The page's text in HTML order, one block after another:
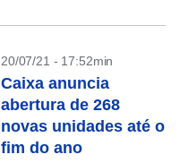
20/07/21 - 17:52min
Caixa anuncia
abertura de 268
novas unidades até o
fim do ano